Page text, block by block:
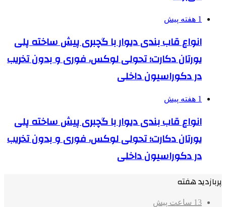
1 هفته پیش
انواع قاب بندی دیوار با گچبری پیش ساخته پلی
یورتان دکارت؛ تحولی لوکس، فوری و بدون تخریب
در دکوراسیون داخلی
1 هفته پیش
انواع قاب بندی دیوار با گچبری پیش ساخته پلی
یورتان دکارت؛ تحولی لوکس، فوری و بدون تخریب
در دکوراسیون داخلی
پربازدید هفته
13 ساعت پیش